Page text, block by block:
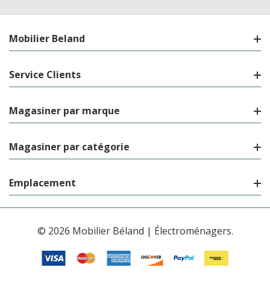
Mobilier Beland
Service Clients
Magasiner par marque
Magasiner par catégorie
Emplacement
© 2026 Mobilier Béland | Électroménagers.